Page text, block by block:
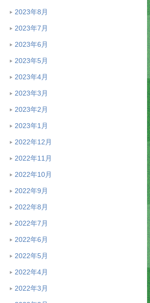
2023年8月
2023年7月
2023年6月
2023年5月
2023年4月
2023年3月
2023年2月
2023年1月
2022年12月
2022年11月
2022年10月
2022年9月
2022年8月
2022年7月
2022年6月
2022年5月
2022年4月
2022年3月